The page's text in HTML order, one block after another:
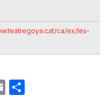
ca/ex/les-
Email